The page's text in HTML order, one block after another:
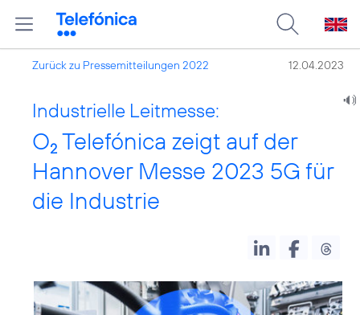
Zurück zu Pressemitteilungen 2022 12.04.2023
Industrielle Leitmesse:
O2 Telefónica zeigt auf der
Hannover Messe 2023 5G für
die Industrie